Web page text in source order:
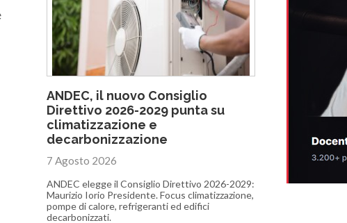
ANDEC, il nuovo Consiglio
Direttivo 2026-2029 punta su
climatizzazione e
decarbonizzazione
7 Agosto 2026
ANDEC elegge il Consiglio Direttivo 2026-2029:
Maurizio Iorio Presidente. Focus climatizzazione,
pompe di calore, refrigeranti ed edifici
decarbonizzati.